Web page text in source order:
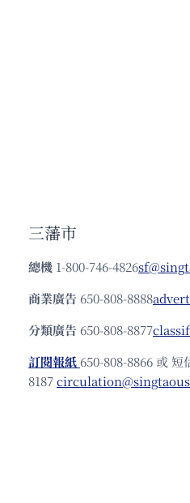
三藩市
總機 1-800-746-4826
商業廣告 650-808-8888
分類廣告 650-808-8877
訂閱報紙 650-808-8866 或 短
8187